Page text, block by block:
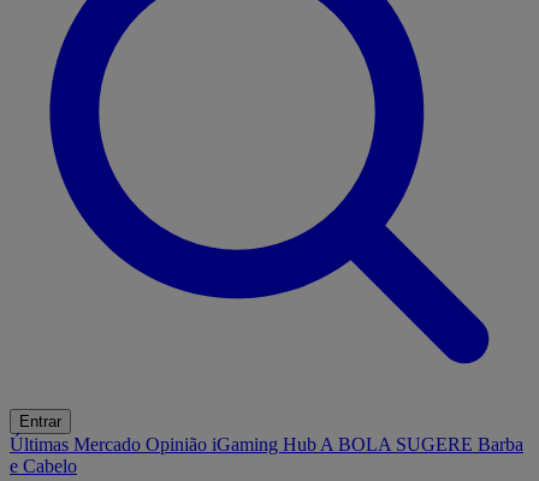
Entrar
Últimas Mercado Opinião iGaming Hub A BOLA SUGERE Barba
e Cabelo